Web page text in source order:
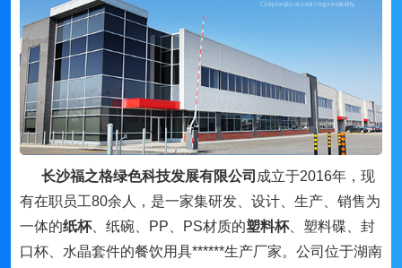
长沙福之格绿色科技发展有限公司 成立于2016年，现
有在职员工80余人，是一家集研发、设计、生产、销售为
一体的纸杯、纸碗、PP、PS材质的塑料杯、塑料碟、封
口杯、水晶套件的餐饮用具******生产厂家。公司位于湖南